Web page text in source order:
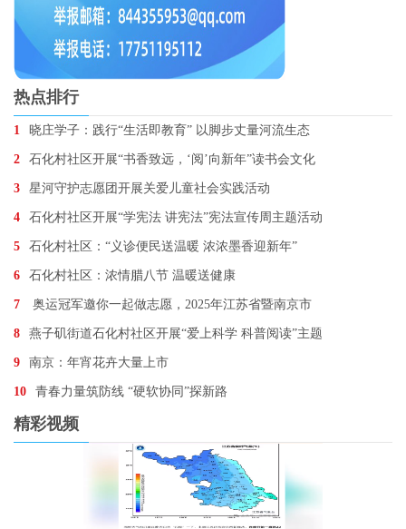
热点排行
1 晓庄学子：践行“生活即教育” 以脚步丈量河流生态
2 石化村社区开展“书香致远，‘阅’向新年”读书会文化
3 星河守护志愿团开展关爱儿童社会实践活动
4 石化村社区开展“学宪法 讲宪法”宪法宣传周主题活动
5 石化村社区：“义诊便民送温暖 浓浓墨香迎新年”
6 石化村社区：浓情腊八节 温暖送健康
7 奥运冠军邀你一起做志愿，2025年江苏省暨南京市
8 燕子矶街道石化村社区开展“爱上科学 科普阅读”主题
9 南京：年宵花卉大量上市
10 青春力量筑防线 “硬软协同”探新路
精彩视频